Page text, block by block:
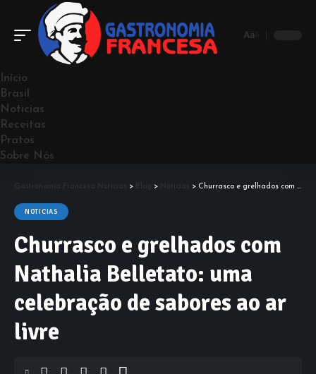
Aa
Início
Brasil
Noticias
Receitas
Pratos
Sobre Nós
Gastronomia Francesa Notícias > Blog > Noticias > Churrasco e grelhados com Nathalia Belletato: uma celebração de sabores ao ar livre
NOTICIAS
Churrasco e grelhados com
Nathalia Belletato: uma
celebração de sabores ao ar
livre